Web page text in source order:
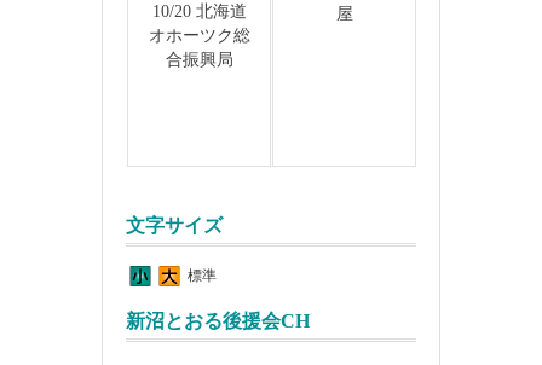
10/20 北海道
オホーツク総
合振興局
屋
文字サイズ
標準
新沼とおる後援会CH